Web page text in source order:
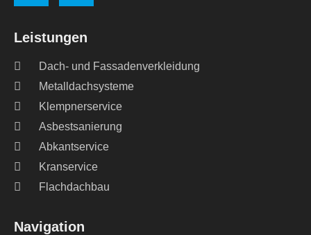
Navigation
Leistungen
Dach- und Fassadenverkleidung
Metalldachsysteme
Klempnerservice
Asbestsanierung
Abkantservice
Kranservice
Flachdachbau